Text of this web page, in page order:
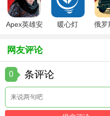
决方案。
西蒙的貓：泡泡射手点评
《西蒙的猫：泡泡射手》以
的奇妙世界。无论是画面、
开发团队的用心与创意。对
说，这款游戏绝对值得一试。
Apex英雄安
暖心灯
俄罗
网友评论
0 条评论